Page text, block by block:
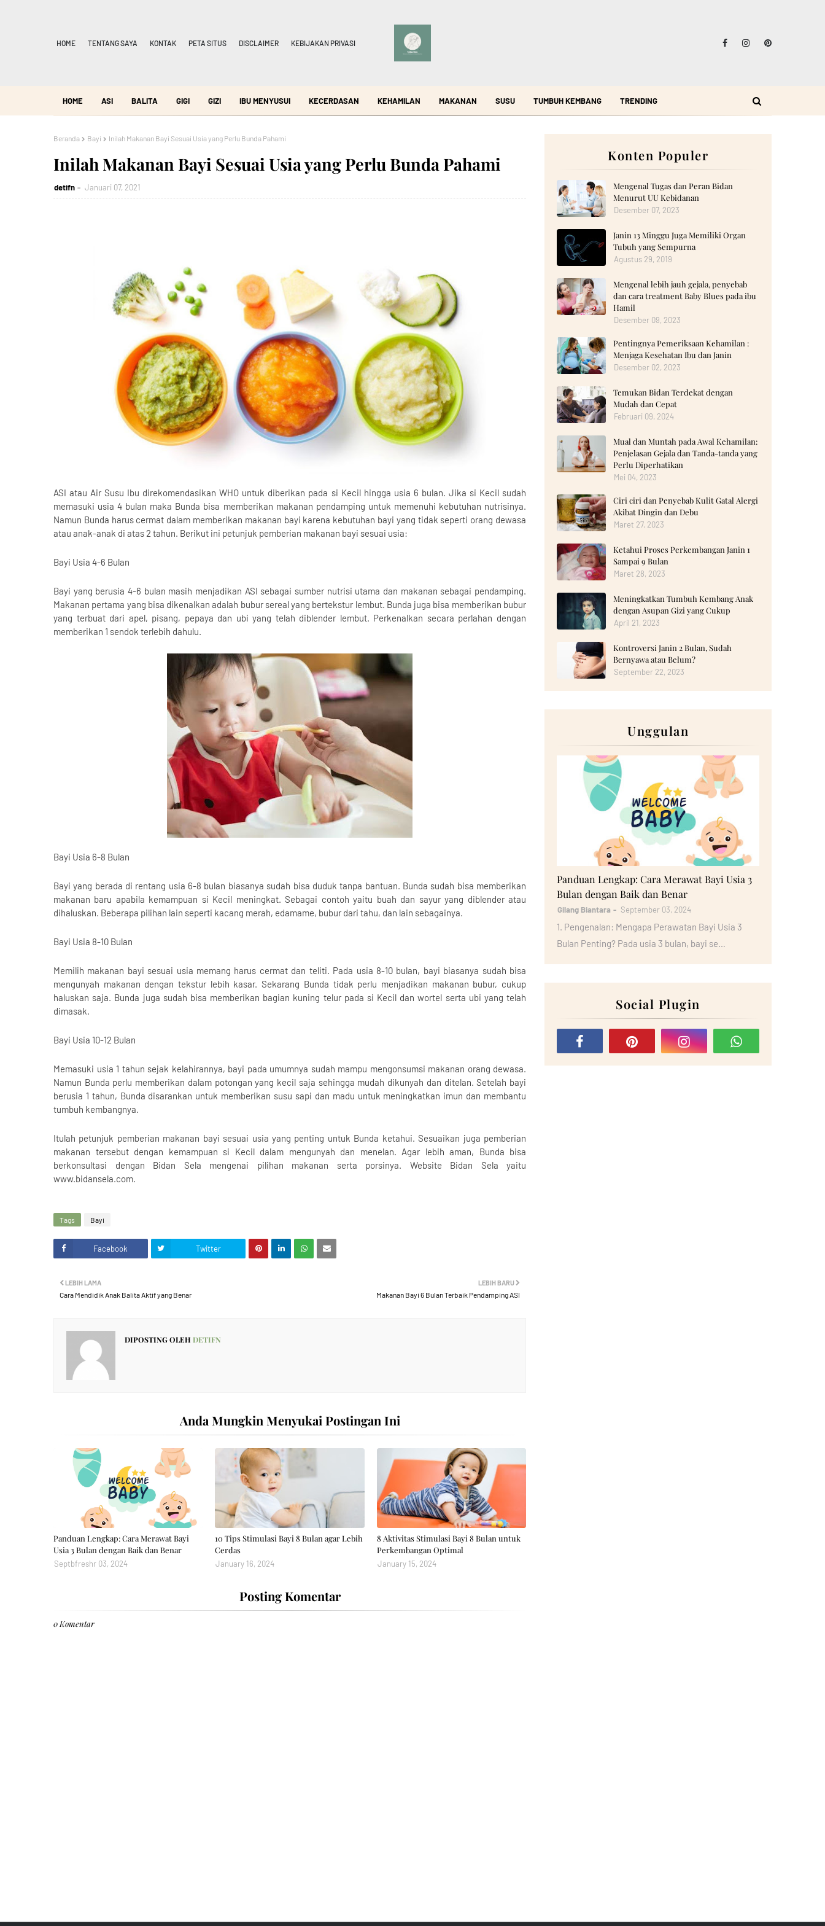
HOME TENTANG SAYA KONTAK PETA SITUS DISCLAIMER KEBIJAKAN PRIVASI
HOME ASI BALITA GIGI GIZI IBU MENYUSUI KECERDASAN KEHAMILAN MAKANAN SUSU TUMBUH KEMBANG TRENDING
Beranda Bayi Inilah Makanan Bayi Sesuai Usia yang Perlu Bunda Pahami
Inilah Makanan Bayi Sesuai Usia yang Perlu Bunda Pahami
detifn Januari 07, 2021
ASI atau Air Susu Ibu direkomendasikan WHO untuk diberikan pada si Kecil hingga usia 6 bulan. Jika si Kecil sudah
memasuki usia 4 bulan maka Bunda bisa memberikan makanan pendamping untuk memenuhi kebutuhan nutrisinya.
Namun Bunda harus cermat dalam memberikan makanan bayi karena kebutuhan bayi yang tidak seperti orang dewasa
atau anak-anak di atas 2 tahun. Berikut ini petunjuk pemberian makanan bayi sesuai usia:
Bayi Usia 4-6 Bulan
Bayi yang berusia 4-6 bulan masih menjadikan ASI sebagai sumber nutrisi utama dan makanan sebagai pendamping.
Makanan pertama yang bisa dikenalkan adalah bubur sereal yang bertekstur lembut. Bunda juga bisa memberikan bubur
yang terbuat dari apel, pisang, pepaya dan ubi yang telah diblender lembut. Perkenalkan secara perlahan dengan
memberikan 1 sendok terlebih dahulu.
Bayi Usia 6-8 Bulan
Bayi yang berada di rentang usia 6-8 bulan biasanya sudah bisa duduk tanpa bantuan. Bunda sudah bisa memberikan
makanan baru apabila kemampuan si Kecil meningkat. Sebagai contoh yaitu buah dan sayur yang diblender atau
dihaluskan. Beberapa pilihan lain seperti kacang merah, edamame, bubur dari tahu, dan lain sebagainya.
Bayi Usia 8-10 Bulan
Memilih makanan bayi sesuai usia memang harus cermat dan teliti. Pada usia 8-10 bulan, bayi biasanya sudah bisa
mengunyah makanan dengan tekstur lebih kasar. Sekarang Bunda tidak perlu menjadikan makanan bubur, cukup
haluskan saja. Bunda juga sudah bisa memberikan bagian kuning telur pada si Kecil dan wortel serta ubi yang telah
dimasak.
Bayi Usia 10-12 Bulan
Memasuki usia 1 tahun sejak kelahirannya, bayi pada umumnya sudah mampu mengonsumsi makanan orang dewasa.
Namun Bunda perlu memberikan dalam potongan yang kecil saja sehingga mudah dikunyah dan ditelan. Setelah bayi
berusia 1 tahun, Bunda disarankan untuk memberikan susu sapi dan madu untuk meningkatkan imun dan membantu
tumbuh kembangnya.
Itulah petunjuk pemberian makanan bayi sesuai usia yang penting untuk Bunda ketahui. Sesuaikan juga pemberian
makanan tersebut dengan kemampuan si Kecil dalam mengunyah dan menelan. Agar lebih aman, Bunda bisa
berkonsultasi dengan Bidan Sela mengenai pilihan makanan serta porsinya. Website Bidan Sela yaitu
www.bidansela.com.
Tags Bayi
Facebook Twitter
LEBIH BARU
Makanan Bayi 6 Bulan Terbaik Pendamping ASI
LEBIH LAMA
Cara Mendidik Anak Balita Aktif yang Benar
DIPOSTING OLEH DETIFN
Anda Mungkin Menyukai Postingan Ini
Panduan Lengkap: Cara Merawat Bayi
Usia 3 Bulan dengan Baik dan Benar
Septbfreshr 03, 2024
10 Tips Stimulasi Bayi 8 Bulan agar Lebih
Cerdas
January 16, 2024
8 Aktivitas Stimulasi Bayi 8 Bulan untuk
Perkembangan Optimal
January 15, 2024
Posting Komentar
0 Komentar
Konten Populer
Mengenal Tugas dan Peran Bidan
Menurut UU Kebidanan
Desember 07, 2023
Janin 13 Minggu Juga Memiliki Organ
Tubuh yang Sempurna
Agustus 29, 2019
Mengenal lebih jauh gejala, penyebab
dan cara treatment Baby Blues pada ibu
Hamil
Desember 09, 2023
Pentingnya Pemeriksaan Kehamilan :
Menjaga Kesehatan Ibu dan Janin
Desember 02, 2023
Temukan Bidan Terdekat dengan
Mudah dan Cepat
Februari 09, 2024
Mual dan Muntah pada Awal Kehamilan:
Penjelasan Gejala dan Tanda-tanda yang
Perlu Diperhatikan
Mei 04, 2023
Ciri ciri dan Penyebab Kulit Gatal Alergi
Akibat Dingin dan Debu
Maret 27, 2023
Ketahui Proses Perkembangan Janin 1
Sampai 9 Bulan
Maret 28, 2023
Meningkatkan Tumbuh Kembang Anak
dengan Asupan Gizi yang Cukup
April 21, 2023
Kontroversi Janin 2 Bulan, Sudah
Bernyawa atau Belum?
September 22, 2023
Unggulan
Panduan Lengkap: Cara Merawat Bayi Usia 3
Bulan dengan Baik dan Benar
Gilang Biantara September 03, 2024
1. Pengenalan: Mengapa Perawatan Bayi Usia 3
Bulan Penting? Pada usia 3 bulan, bayi se…
Social Plugin